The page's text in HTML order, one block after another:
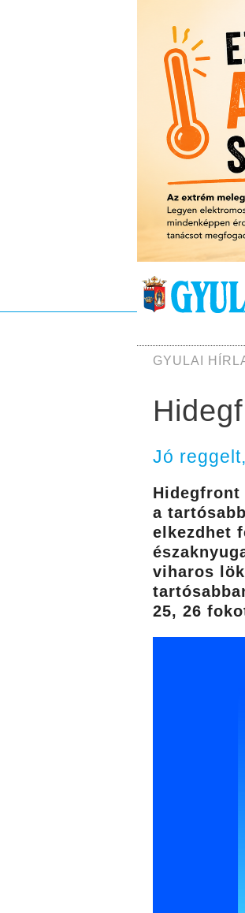
GYULAI
Jó
Hidegfront
a
elkezdhet
viharos
25, 26